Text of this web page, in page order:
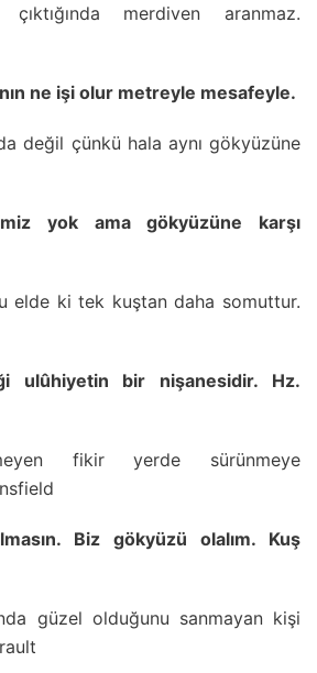
merdiven aranmaz.
ne işi olur metreyle mesafeyle.
değil çünkü hala aynı gökyüzüne
yok ama gökyüzüne karşı
elde ki tek kuştan daha somuttur.
ulûhiyetin bir nişanesidir. Hz.
fikir yerde sürünmeye
Biz gökyüzü olalım. Kuş
güzel olduğunu sanmayan kişi